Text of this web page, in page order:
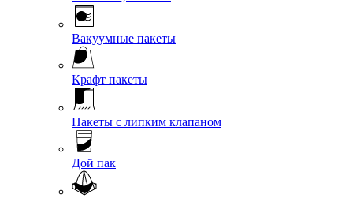
Вакуумные пакеты
Крафт пакеты
Пакеты с липким клапаном
Дой пак